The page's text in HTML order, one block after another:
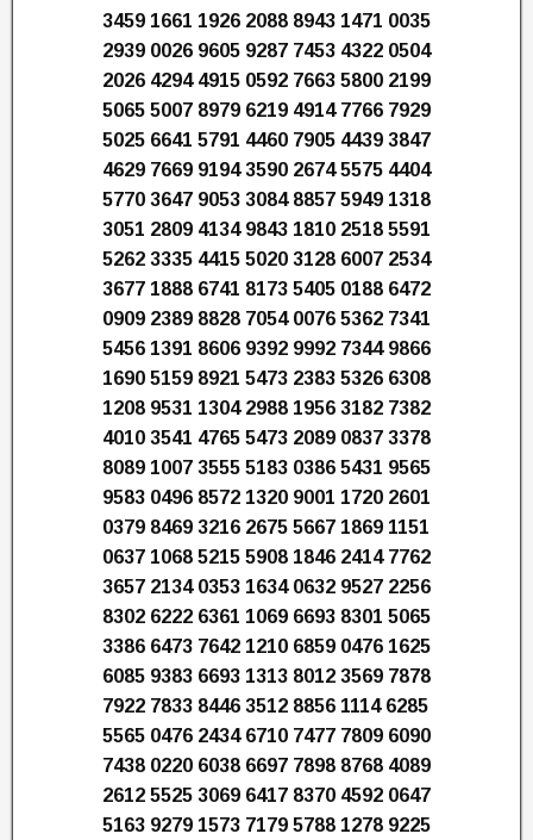
3459 1661 1926 2088 8943 1471 0035
2939 0026 9605 9287 7453 4322 0504
2026 4294 4915 0592 7663 5800 2199
5065 5007 8979 6219 4914 7766 7929
5025 6641 5791 4460 7905 4439 3847
4629 7669 9194 3590 2674 5575 4404
5770 3647 9053 3084 8857 5949 1318
3051 2809 4134 9843 1810 2518 5591
5262 3335 4415 5020 3128 6007 2534
3677 1888 6741 8173 5405 0188 6472
0909 2389 8828 7054 0076 5362 7341
5456 1391 8606 9392 9992 7344 9866
1690 5159 8921 5473 2383 5326 6308
1208 9531 1304 2988 1956 3182 7382
4010 3541 4765 5473 2089 0837 3378
8089 1007 3555 5183 0386 5431 9565
9583 0496 8572 1320 9001 1720 2601
0379 8469 3216 2675 5667 1869 1151
0637 1068 5215 5908 1846 2414 7762
3657 2134 0353 1634 0632 9527 2256
8302 6222 6361 1069 6693 8301 5065
3386 6473 7642 1210 6859 0476 1625
6085 9383 6693 1313 8012 3569 7878
7922 7833 8446 3512 8856 1114 6285
5565 0476 2434 6710 7477 7809 6090
7438 0220 6038 6697 7898 8768 4089
2612 5525 3069 6417 8370 4592 0647
5163 9279 1573 7179 5788 1278 9225